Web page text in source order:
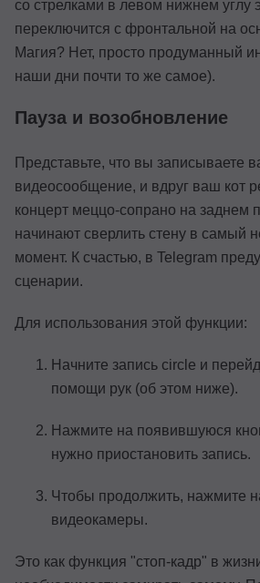
со стрелками в левом нижнем углу
переключится с фронтальной на
Магия? Нет, просто продуманный
наши дни почти то же самое).
Пауза и возобновление
Представьте, что вы записываете
видеосообщение, и вдруг ваш кот
концерт меццо-сопрано на заднем
начинают сверлить стену в самый
момент. К счастью, в Telegram
сценарии.
Для использования этой функции:
Начните запись circle и
помощи рук (об этом ниже).
Нажмите на появившуюся
нужно приостановить запись.
Чтобы продолжить, нажмите
видеокамеры.
Это как функция "стоп-кадр" в